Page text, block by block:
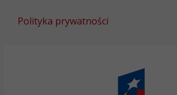
Polityka prywatności